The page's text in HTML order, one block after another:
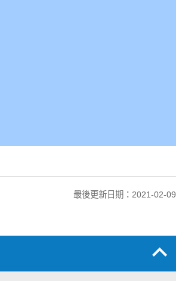
最後更新日期：2021-02-09